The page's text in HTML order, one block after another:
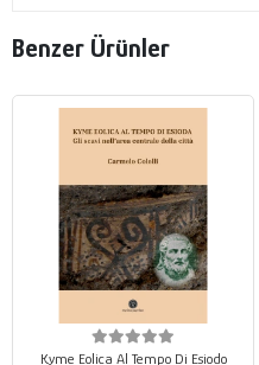
Benzer Ürünler
Kyme Eolica Al Tempo Di Esiodo